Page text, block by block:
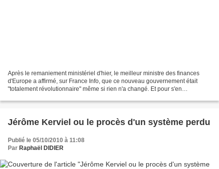
Après le remaniement ministériel d'hier, le meilleur ministre des finances
d'Europe a affirmé, sur France Info, que ce nouveau gouvernement était
"totalement révolutionnaire" même si rien n'a changé. Et pour s'en
Jérôme Kerviel ou le procès d'un système perdu
Publié le 05/10/2010 à 11:08
Par Raphaël DIDIER